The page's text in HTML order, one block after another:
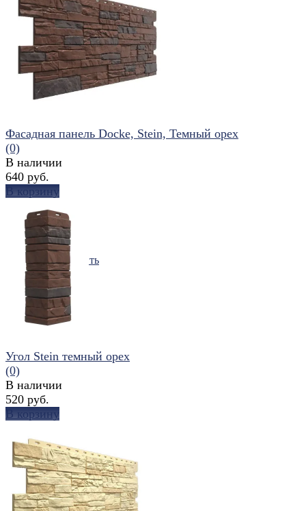
избранное сравнить
избранное сравнить
Фасадная панель Docke, Stein, Темный орех
(0)
В наличии
640 руб.
В корзину
избранное сравнить
Угол Stein темный орех
(0)
В наличии
520 руб.
В корзину